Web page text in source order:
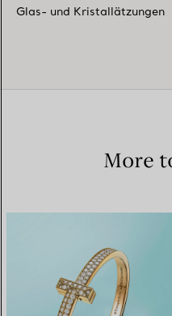
Glas- und Kristallätzungen
More